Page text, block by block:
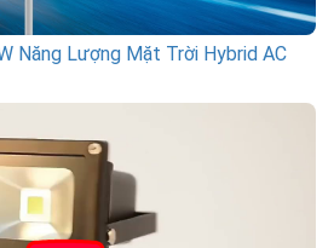
Năng Lượng Mặt Trời Hybrid AC